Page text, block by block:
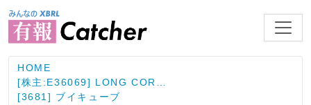
HOME
[株主:E36069] LONG COR…
[3681] ブイキューブ